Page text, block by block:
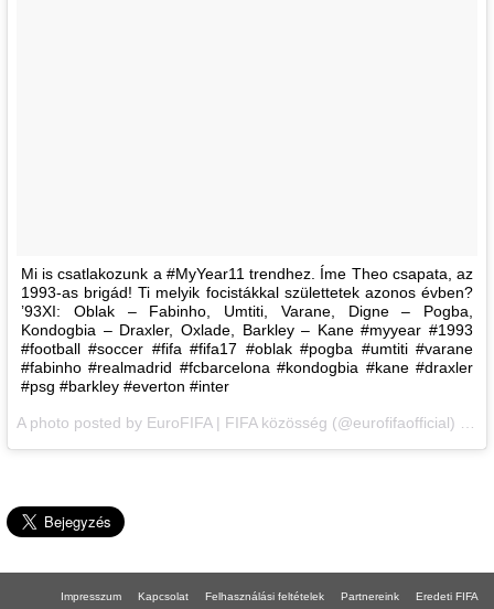
Mi is csatlakozunk a #MyYear11 trendhez. Íme Theo csapata, az
1993-as brigád! Ti melyik focistákkal születtetek azonos évben?
’93XI: Oblak – Fabinho, Umtiti, Varane, Digne – Pogba,
Kondogbia – Draxler, Oxlade, Barkley – Kane #myyear #1993
#football #soccer #fifa #fifa17 #oblak #pogba #umtiti #varane
#fabinho #realmadrid #fcbarcelona #kondogbia #kane #draxler
#psg #barkley #everton #inter
Impresszum Kapcsolat Felhasználási feltételek Partnereink Eredeti FIFA